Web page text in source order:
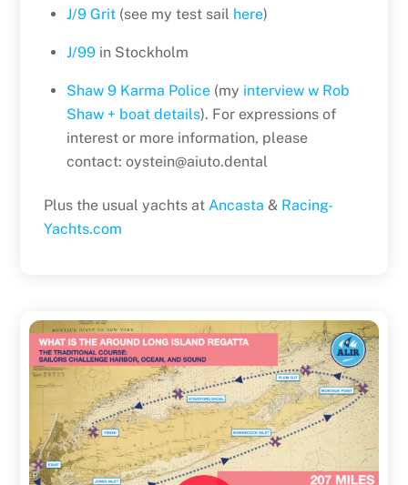
J/9 Grit (see my test sail here)
J/99 in Stockholm
Shaw 9 Karma Police (my interview w Rob
Shaw + boat details). For expressions of
interest or more information, please
contact: oystein@aiuto.dental
Plus the usual yachts at Ancasta & Racing-
Yachts.com